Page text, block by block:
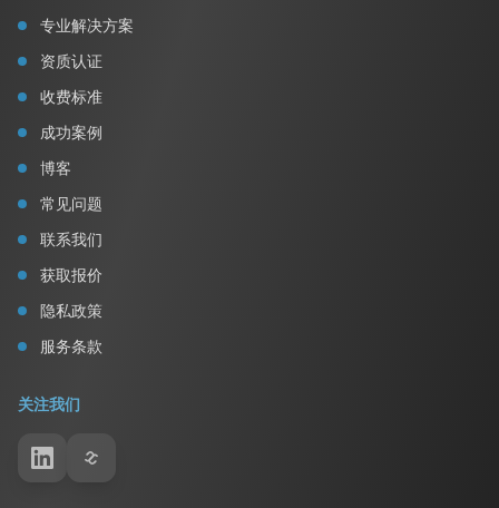
专业解决方案
资质认证
收费标准
成功案例
博客
常见问题
联系我们
获取报价
隐私政策
服务条款
关注我们